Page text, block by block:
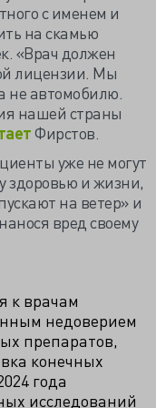
с именем и
на скамью
«Врач должен
лицензии. Мы
не автомобилю.
нашей страны
Фирстов.
уже не могут
здоровью и жизни,
на ветер» и
вред своему
к врачам
недоверием
препаратов,
конечных
года
исследований